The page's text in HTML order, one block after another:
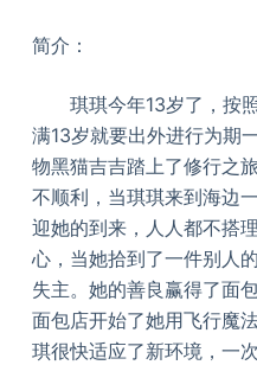
简介：
琪琪今年13岁了，按照
满13岁就要出外进行为期
物黑猫吉吉踏上了修行之
不顺利，当琪琪来到海边
迎她的到来，人人都不搭
心，当她拾到了一件别人
失主。她的善良赢得了面
面包店开始了她用飞行魔
琪很快适应了新环境，一